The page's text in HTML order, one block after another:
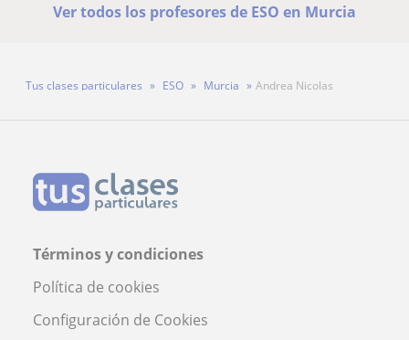
Ver todos los profesores de ESO en Murcia
Tus clases particulares ESO Murcia Andrea Nicolas
Términos y condiciones
Política de cookies
Configuración de Cookies